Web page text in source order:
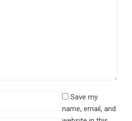
Save my
name, email, and